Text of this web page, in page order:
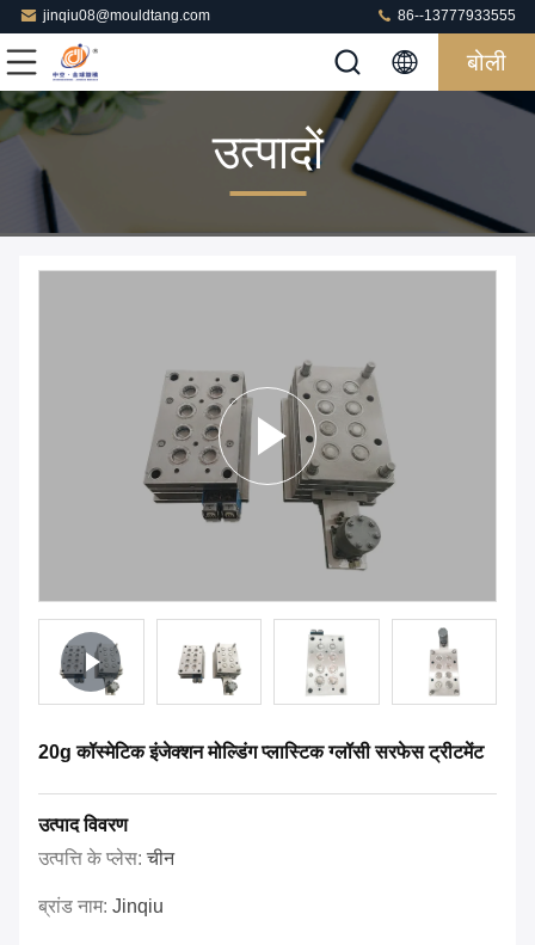
jinqiu08@mouldtang.com 86--13777933555
बोली
उत्पादों
20g कॉस्मेटिक इंजेक्शन मोल्डिंग प्लास्टिक ग्लॉसी सरफेस ट्रीटमेंट
उत्पाद विवरण
उत्पत्ति के प्लेस:चीन
ब्रांड नाम: Jinqiu